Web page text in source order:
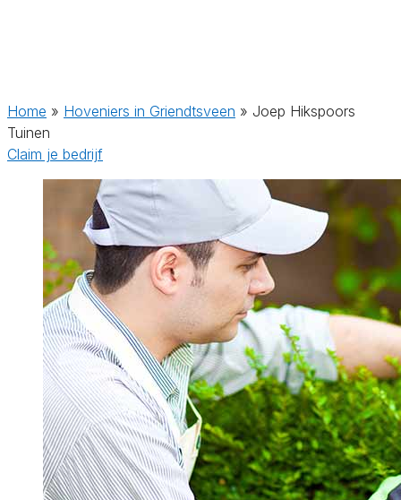
Home » Hoveniers in Griendtsveen » Joep Hikspoors
Tuinen
Claim je bedrijf